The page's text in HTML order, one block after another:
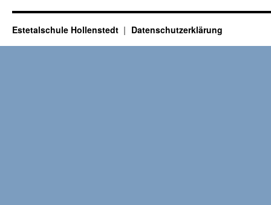
Estetalschule Hollenstedt Datenschutzerklärung